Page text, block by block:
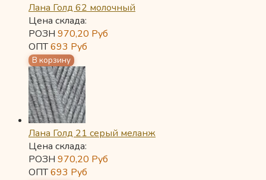
Лана Голд 62 молочный
Цена склада:
РОЗН 970,20 Руб
ОПТ693 Руб
Лана Голд 21 серый меланж
Цена склада:
РОЗН 970,20 Руб
ОПТ693 Руб